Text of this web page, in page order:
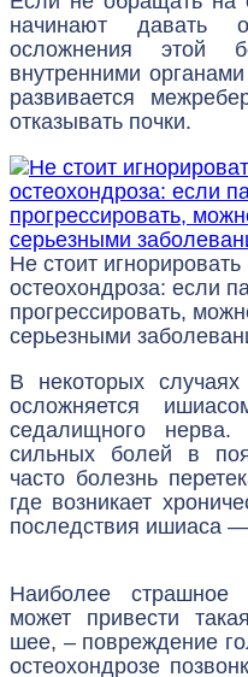
начинают давать
осложнения этой
внутренними
развивается
отказывать почки.
Не стоит
остеохондроза: если
прогрессировать,
серьезными
В некоторых
осложняется
седалищного
сильных болей в
часто болезнь
где возникает
последствия ишиаса
Наиболее страшное
может привести
шее, – повреждение
остеохондрозе